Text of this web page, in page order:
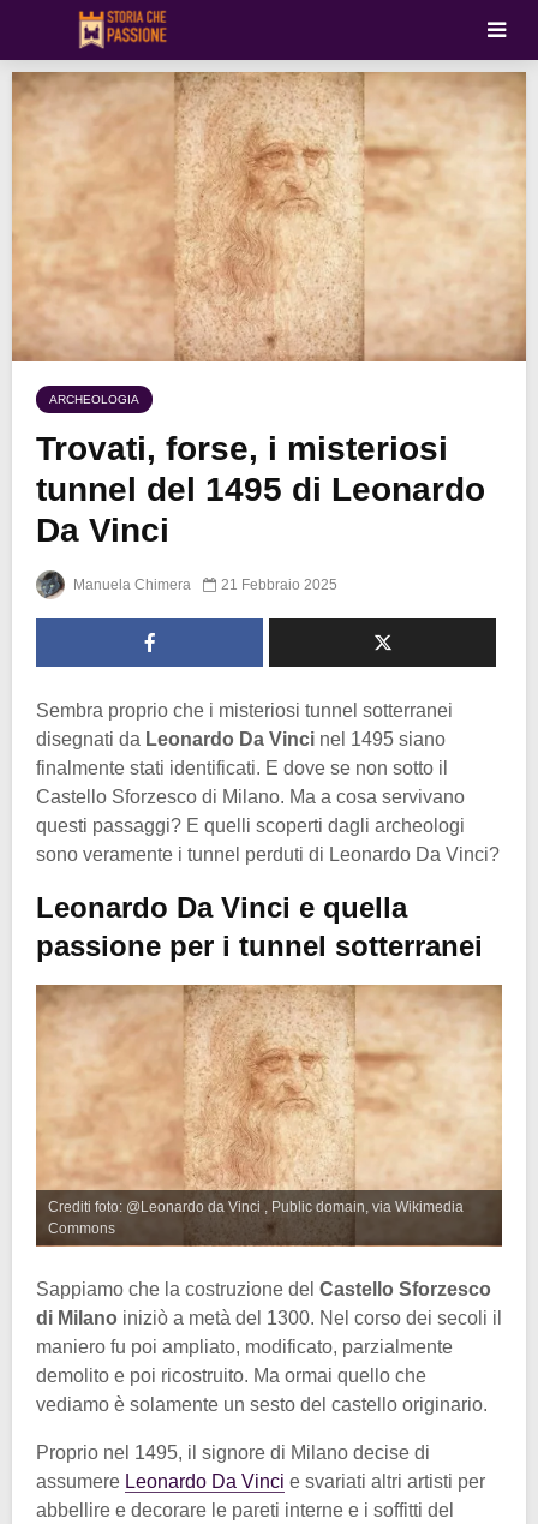
ARCHEOLOGIA
Trovati, forse, i misteriosi
tunnel del 1495 di Leonardo
Da Vinci
Manuela Chimera 21 Febbraio 2025
Sembra proprio che i misteriosi tunnel sotterranei
disegnati da Leonardo Da Vinci nel 1495 siano
finalmente stati identificati. E dove se non sotto il
Castello Sforzesco di Milano. Ma a cosa servivano
questi passaggi? E quelli scoperti dagli archeologi
sono veramente i tunnel perduti di Leonardo Da Vinci?
Leonardo Da Vinci e quella
passione per i tunnel sotterranei
Crediti foto: @Leonardo da Vinci , Public domain, via Wikimedia
Commons
Sappiamo che la costruzione del Castello Sforzesco
di Milano iniziò a metà del 1300. Nel corso dei secoli il
maniero fu poi ampliato, modificato, parzialmente
demolito e poi ricostruito. Ma ormai quello che
vediamo è solamente un sesto del castello originario.
Proprio nel 1495, il signore di Milano decise di
assumere Leonardo Da Vinci e svariati altri artisti per
abbellire e decorare le pareti interne e i soffitti del